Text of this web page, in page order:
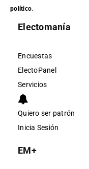
político.
Electomanía
Encuestas
ElectoPanel
Servicios
Quiero ser patrón
Inicia Sesión
EM+